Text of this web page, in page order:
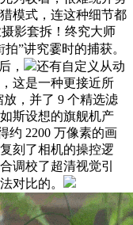
模式，连这种细节都
影套拆！终究大师
拍”讲究霎时的捕获。
，
还有自定义从动
这是一种更接近所
，并了 9 个精选滤
斯设想的旗舰机产
约 2200 万像素的画
刻了相机的操控逻
调校了超清视觉引
对比的。